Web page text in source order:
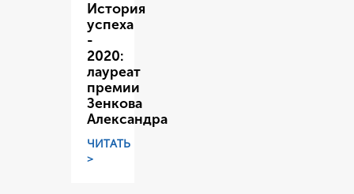
История
успеха
-
2020:
лауреат
премии
Зенкова
Александра
ЧИТАТЬ
>